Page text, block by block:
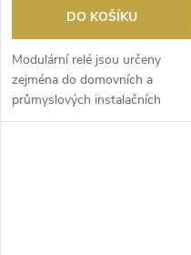
DO KOŠÍKU
Modulární relé jsou určeny
zejména do domovních a
průmyslových instalačních
rozváděčů. Jsou používán...